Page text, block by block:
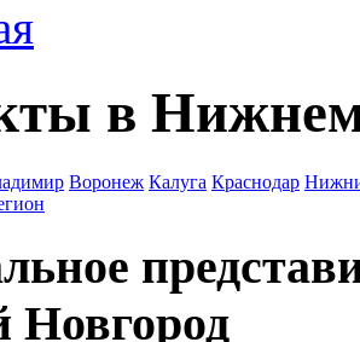
в
Воронеж Калуга Краснодар